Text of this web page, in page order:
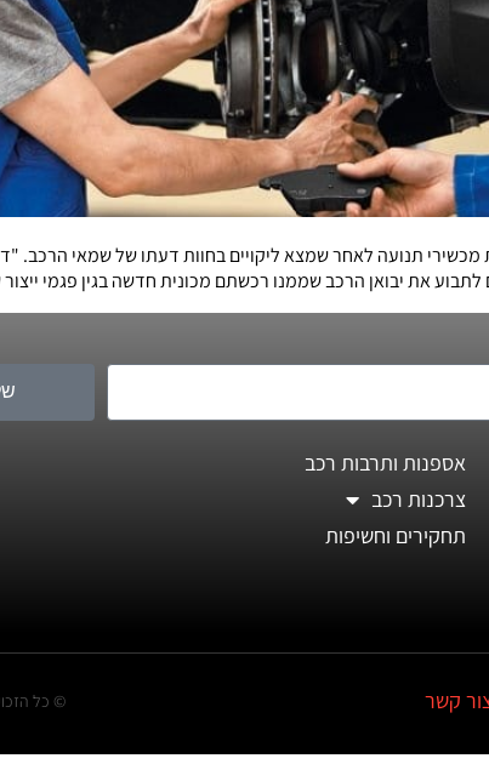
תנועה לאחר שמצא ליקויים בחוות דעתו של שמאי הרכב.
את יבואן הרכב שממנו רכשתם מכונית חדשה בגין פגמי
אספנות ותרבות רכב
צרכנות רכב
תחקירים וחשיפות
קשר © כל